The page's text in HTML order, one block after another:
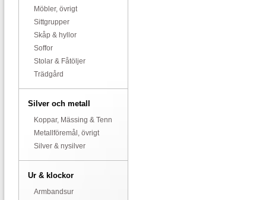
Möbler, övrigt
Sittgrupper
Skåp & hyllor
Soffor
Stolar & Fåtöljer
Trädgård
Silver och metall
Koppar, Mässing & Tenn
Metallföremål, övrigt
Silver & nysilver
Ur & klockor
Armbandsur